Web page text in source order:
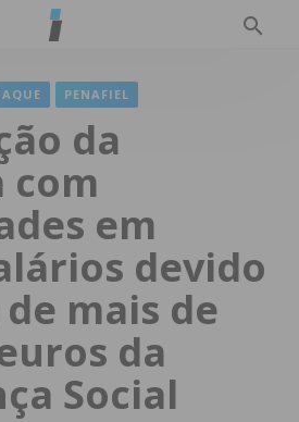
PENAFIEL
da
com
em
devido
mais de
da
Social